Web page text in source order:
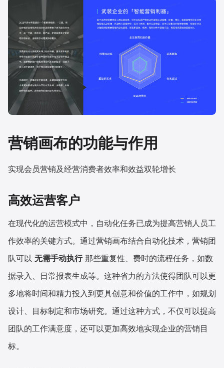
营销画布的功能与作用
实现会员营销及经营消费者效率和效益双轮增长
高效运营客户
在现代化的运营模式中，自动化任务已成为提高营销人员工
作效率的关键方式。通过营销画布结合自动化技术，营销团
队可以 无需手动执行那些重复性、费时的流程任务，如数
据录入、日常报表生成等。这种省力的方法使得团队可以更
多地将时间和精力投入到更具创意和价值的工作中，如规划
设计、目标制定和市场研究。通过这种方式，不仅可以提高
团队的工作满意度，还可以更加高效地实现企业的营销目
标。